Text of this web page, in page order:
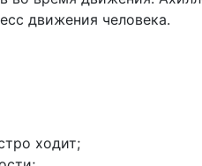
движения человека.
ходит;